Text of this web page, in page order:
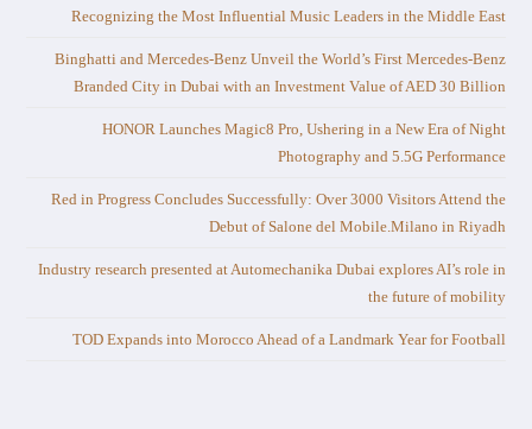
Recognizing the Most Influential Music Leaders in the Middle East
Binghatti and Mercedes-Benz Unveil the World’s First Mercedes-Benz
Branded City in Dubai with an Investment Value of AED 30 Billion
HONOR Launches Magic8 Pro, Ushering in a New Era of Night
Photography and 5.5G Performance
Red in Progress Concludes Successfully: Over 3000 Visitors Attend the
Debut of Salone del Mobile.Milano in Riyadh
Industry research presented at Automechanika Dubai explores AI’s role in
the future of mobility
TOD Expands into Morocco Ahead of a Landmark Year for Football